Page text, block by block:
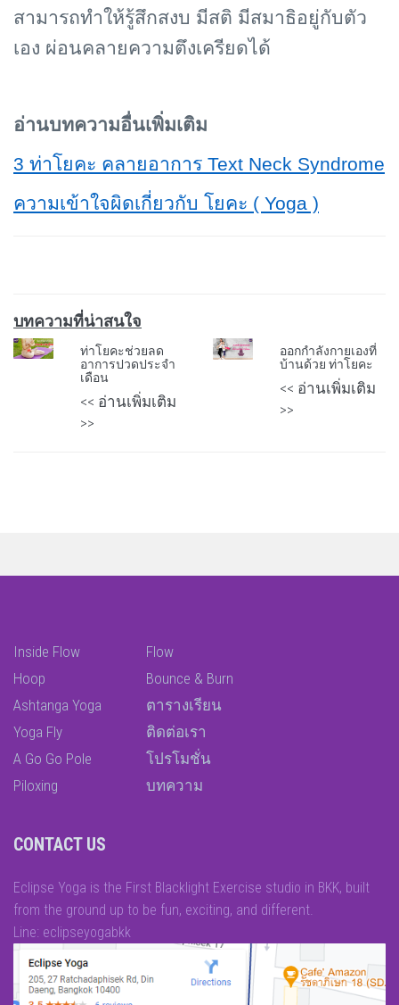
สามารถทำให้รู้สึกสงบ มีสติ มีสมาธิอยู่กับตัว
เอง ผ่อนคลายความตึงเครียดได้
อ่านบทความอื่นเพิ่มเติม
3 ท่าโยคะ คลายอาการ Text Neck Syndrome
ความเข้าใจผิดเกี่ยวกับ โยคะ ( Yoga )
บทความที่น่าสนใจ
ท่าโยคะช่วยลด
อาการปวดประจำ
เดือน
<< อ่านเพิ่มเติม
>>
ออกกำลังกายเองที่
บ้านด้วย ท่าโยคะ
<< อ่านเพิ่มเติม
>>
Inside Flow
Hoop
Ashtanga Yoga
Yoga Fly
A Go Go Pole
Piloxing
Flow
Bounce & Burn
ตารางเรียน
ติดต่อเรา
โปรโมชั่น
บทความ
CONTACT US
Eclipse Yoga is the First Blacklight Exercise studio in BKK, built
from the ground up to be fun, exciting, and different.
Line: eclipseyogabkk